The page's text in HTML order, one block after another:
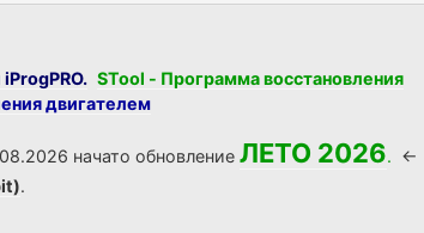
STool - Программа восстановления
двигателем
начато обновлениеЛЕТО 2026. <-
.